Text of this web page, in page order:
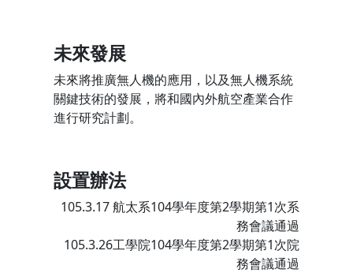
未來發展
未來將推廣無人機的應用，以及無人機系統
關鍵技術的發展，將和國內外航空產業合作
進行研究計劃。
設置辦法
105.3.17 航太系104學年度第2學期第1次系
務會議通過
105.3.26工學院104學年度第2學期第1次院
務會議通過